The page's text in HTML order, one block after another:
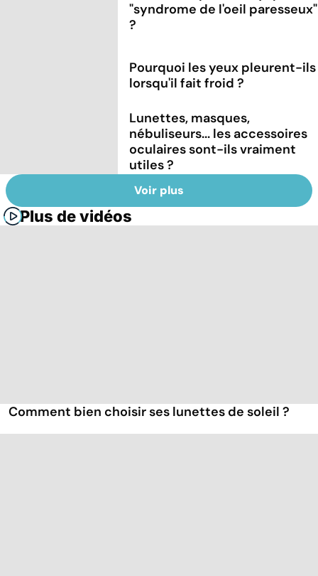
"syndrome de l'oeil paresseux"
?
Pourquoi les yeux pleurent-ils
lorsqu'il fait froid ?
Lunettes, masques,
nébuliseurs... les accessoires
oculaires sont-ils vraiment
utiles ?
Voir plus
Plus de vidéos
Comment bien choisir ses lunettes de soleil ?